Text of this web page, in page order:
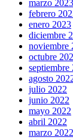
marzo 2023
febrero
enero 2023
diciembre
noviembre
octubre
septiembre
agosto
julio 2022
junio 2022
mayo 2022
abril 2022
marzo 2022